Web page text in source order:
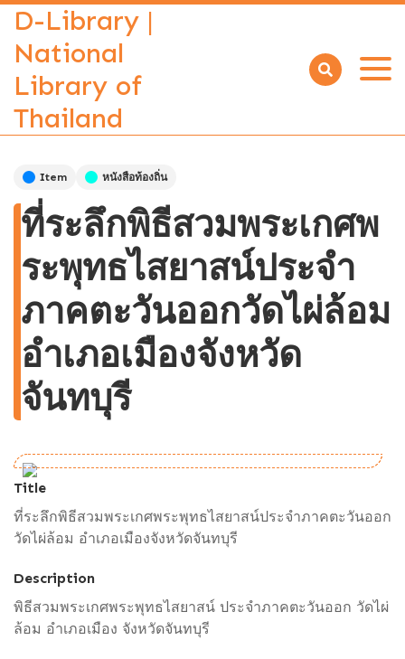
D-Library |
National
Library of
Thailand
Open
Item หนังสือท้องถิ่น
ที่ระลึกพิธีสวมพระเกศพ
ระพุทธไสยาสน์ประจำ
ภาคตะวันออกวัดไผ่ล้อม
อำเภอเมืองจังหวัด
จันทบุรี
Title
ที่ระลึกพิธีสวมพระเกศพระพุทธไสยาสน์ประจำภาคตะวันออก
วัดไผ่ล้อม อำเภอเมืองจังหวัดจันทบุรี
Description
พิธีสวมพระเกศพระพุทธไสยาสน์ ประจำภาคตะวันออก วัดไผ่
ล้อม อำเภอเมือง จังหวัดจันทบุรี